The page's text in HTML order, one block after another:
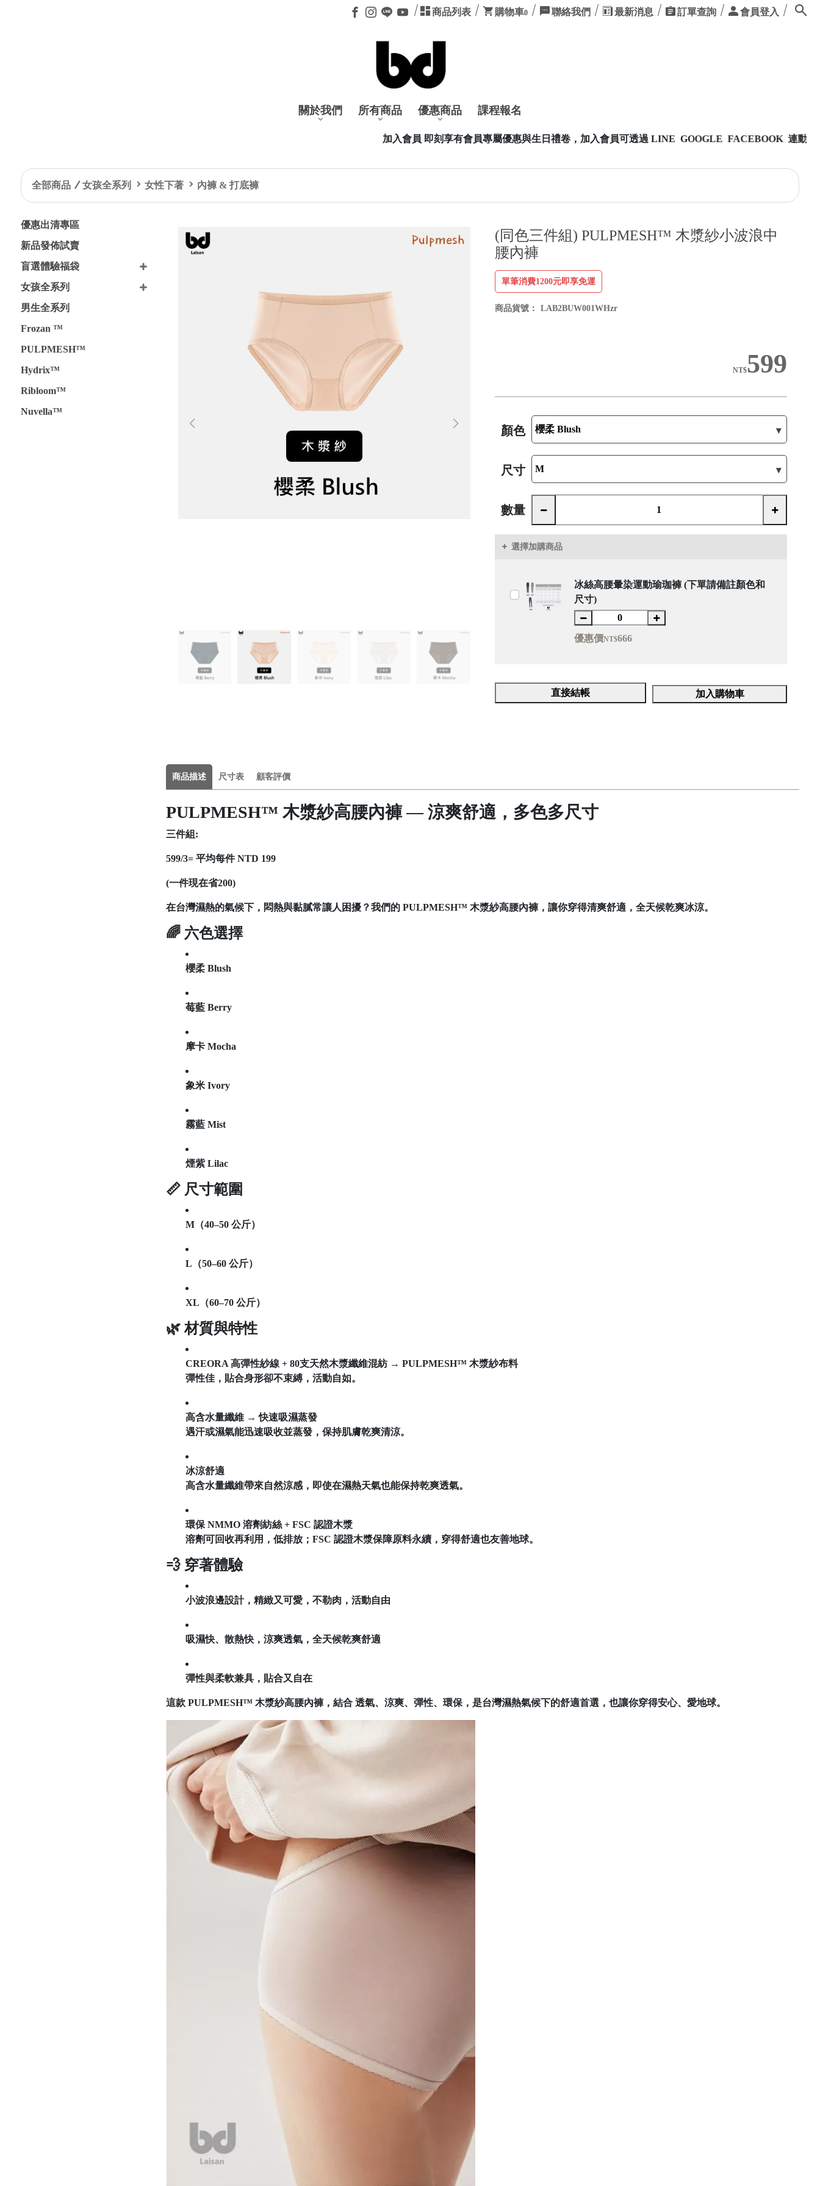
商品列表 購物車0 聯絡我們 最新消息 訂單查詢 會員登入
關於我們 所有商品 優惠商品 課程報名
加入會員 即刻享有會員專屬優惠與生日禮卷，加入會員可透過 LINE GOOGLE FACEBOOK 連動登入，方便又快速
全部商品 女孩全系列 女性下著 內褲 & 打底褲
優惠出清專區
新品發佈試賣
盲選體驗福袋
女孩全系列
男生全系列
Frozan ™
PULPMESH™
Hydrix™
Ribloom™
Nuvella™
(同色三件組) PULPMESH™ 木漿紗小波浪中
腰內褲
單筆消費1200元即享免運
商品貨號： LAB2BUW001WHzr
NT$599
顏色
尺寸
數量
選擇加購商品
冰絲高腰暈染運動瑜珈褲 (下單請備註顏色和
尺寸)
優惠價NT$666
直接結帳 加入購物車
商品描述 尺寸表 顧客評價
PULPMESH™ 木漿紗高腰內褲 — 涼爽舒適，多色多尺寸
三件組:
599/3= 平均每件 NTD 199
(一件現在省200)
在台灣濕熱的氣候下，悶熱與黏膩常讓人困擾？我們的 PULPMESH™ 木漿紗高腰內褲，讓你穿得清爽舒適，全天候乾爽冰涼。
🌈 六色選擇
櫻柔 Blush
莓藍 Berry
摩卡 Mocha
象米 Ivory
霧藍 Mist
煙紫 Lilac
📏 尺寸範圍
M（40–50 公斤）
L（50–60 公斤）
XL（60–70 公斤）
🌿 材質與特性
CREORA 高彈性紗線 + 80支天然木漿纖維混紡 → PULPMESH™ 木漿紗布料
彈性佳，貼合身形卻不束縛，活動自如。
高含水量纖維 → 快速吸濕蒸發
遇汗或濕氣能迅速吸收並蒸發，保持肌膚乾爽清涼。
冰涼舒適
高含水量纖維帶來自然涼感，即使在濕熱天氣也能保持乾爽透氣。
環保 NMMO 溶劑紡絲 + FSC 認證木漿
溶劑可回收再利用，低排放；FSC 認證木漿保障原料永續，穿得舒適也友善地球。
💨 穿著體驗
小波浪邊設計，精緻又可愛，不勒肉，活動自由
吸濕快、散熱快，涼爽透氣，全天候乾爽舒適
彈性與柔軟兼具，貼合又自在
這款 PULPMESH™ 木漿紗高腰內褲，結合 透氣、涼爽、彈性、環保，是台灣濕熱氣候下的舒適首選，也讓你穿得安心、愛地球。